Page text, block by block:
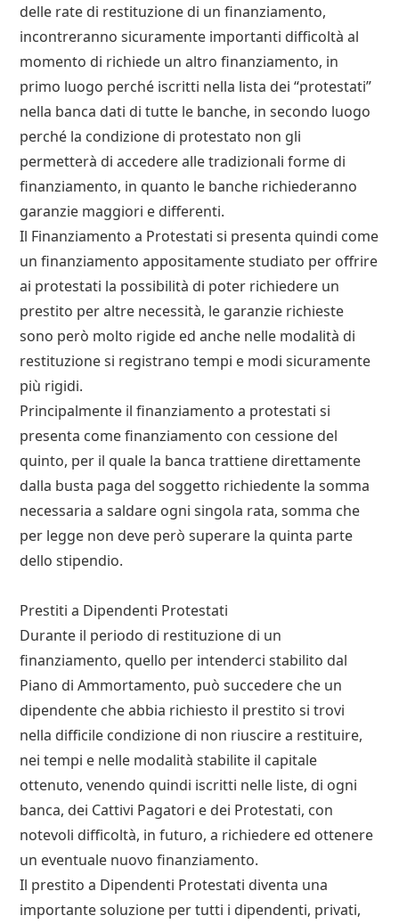
delle rate di restituzione di un finanziamento,
incontreranno sicuramente importanti difficoltà al
momento di richiede un altro finanziamento, in
primo luogo perché iscritti nella lista dei “protestati”
nella banca dati di tutte le banche, in secondo luogo
perché la condizione di protestato non gli
permetterà di accedere alle tradizionali forme di
finanziamento, in quanto le banche richiederanno
garanzie maggiori e differenti.
Il Finanziamento a Protestati si presenta quindi come
un finanziamento appositamente studiato per offrire
ai protestati la possibilità di poter richiedere un
prestito per altre necessità, le garanzie richieste
sono però molto rigide ed anche nelle modalità di
restituzione si registrano tempi e modi sicuramente
più rigidi.
Principalmente il finanziamento a protestati si
presenta come finanziamento con cessione del
quinto, per il quale la banca trattiene direttamente
dalla busta paga del soggetto richiedente la somma
necessaria a saldare ogni singola rata, somma che
per legge non deve però superare la quinta parte
dello stipendio.
Prestiti a Dipendenti Protestati
Durante il periodo di restituzione di un
finanziamento, quello per intenderci stabilito dal
Piano di Ammortamento, può succedere che un
dipendente che abbia richiesto il prestito si trovi
nella difficile condizione di non riuscire a restituire,
nei tempi e nelle modalità stabilite il capitale
ottenuto, venendo quindi iscritti nelle liste, di ogni
banca, dei Cattivi Pagatori e dei Protestati, con
notevoli difficoltà, in futuro, a richiedere ed ottenere
un eventuale nuovo finanziamento.
Il prestito a Dipendenti Protestati diventa una
importante soluzione per tutti i dipendenti, privati,